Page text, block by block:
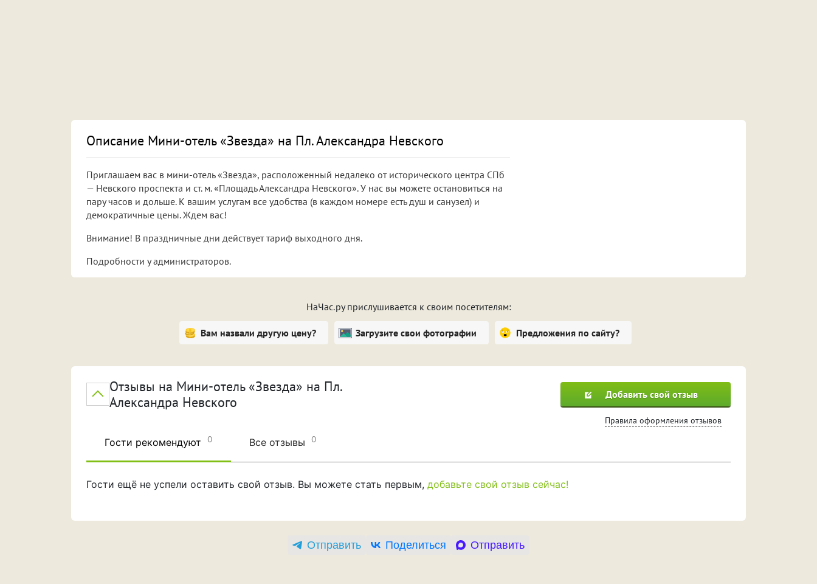
Описание Мини-отель «Звезда» на Пл. Александра Невского
Приглашаем вас в мини-отель «Звезда», расположенный недалеко от исторического центра СПб
— Невского проспекта и ст. м. «Площадь Александра Невского». У нас вы можете остановиться на
пару часов и дольше. К вашим услугам все удобства (в каждом номере есть душ и санузел) и
демократичные цены. Ждем вас!
Внимание! В праздничные дни действует тариф выходного дня.
Подробности у администраторов.
НаЧас.ру прислушивается к своим посетителям:
Вам назвали другую цену? Загрузите свои фотографии Предложения по сайту?
Отзывы на Мини-отель «Звезда» на Пл.
Александра Невского
Добавить свой отзыв
Правила оформления отзывов
Гости рекомендуют 0 Все отзывы 0
Гости ещё не успели оставить свой отзыв. Вы можете стать первым, добавьте свой отзыв сейчас!
Отправить Поделиться Отправить